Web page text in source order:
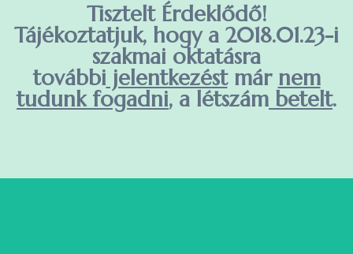
Tisztelt Érdeklődő!
Tájékoztatjuk, hogy a 2018.01.23-i
szakmai oktatásra
további jelentkezéstmár nem
tudunk fogadni, a létszám betelt.